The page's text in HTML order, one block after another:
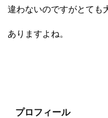
違わないのですがとても
ありますよね。
プロフィール